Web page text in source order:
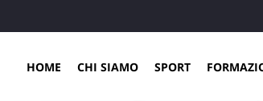
HOME CHI SIAMO SPORT